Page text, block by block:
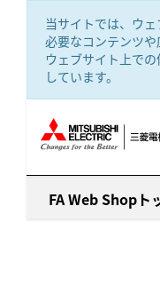
当サイトでは、ウ
必要なコンテンツ
ウェブサイト上で
しています。
FA Web Shopト